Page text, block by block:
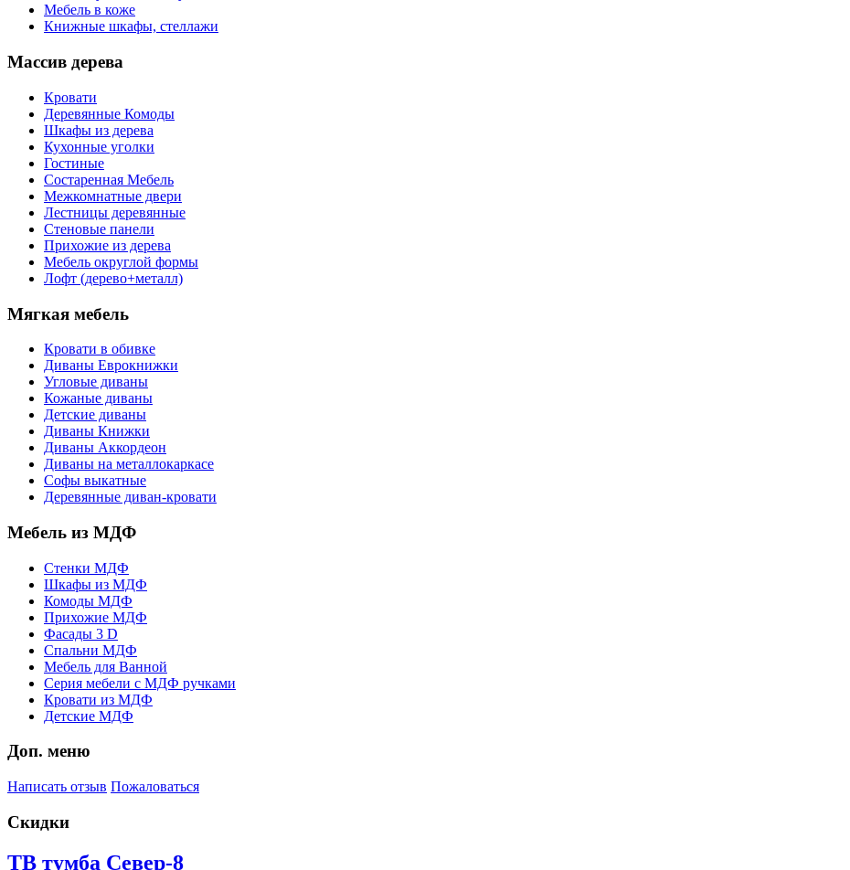
Мебель в коже
Книжные шкафы, стеллажи
Массив дерева
Кровати
Деревянные Комоды
Шкафы из дерева
Кухонные уголки
Гостиные
Состаренная Мебель
Межкомнатные двери
Лестницы деревянные
Стеновые панели
Прихожие из дерева
Мебель округлой формы
Лофт (дерево+металл)
Мягкая мебель
Кровати в обивке
Диваны Еврокнижки
Угловые диваны
Кожаные диваны
Детские диваны
Диваны Книжки
Диваны Аккордеон
Диваны на металлокаркасе
Софы выкатные
Деревянные диван-кровати
Мебель из МДФ
Стенки МДФ
Шкафы из МДФ
Комоды МДФ
Прихожие МДФ
Фасады 3 D
Спальни МДФ
Мебель для Ванной
Серия мебели с МДФ ручками
Кровати из МДФ
Детские МДФ
Доп. меню
Написать отзыв Пожаловаться
Скидки
ТВ тумба Север-8